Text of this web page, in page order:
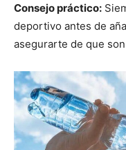
Consejo práctico:
deportivo antes de
asegurarte de que